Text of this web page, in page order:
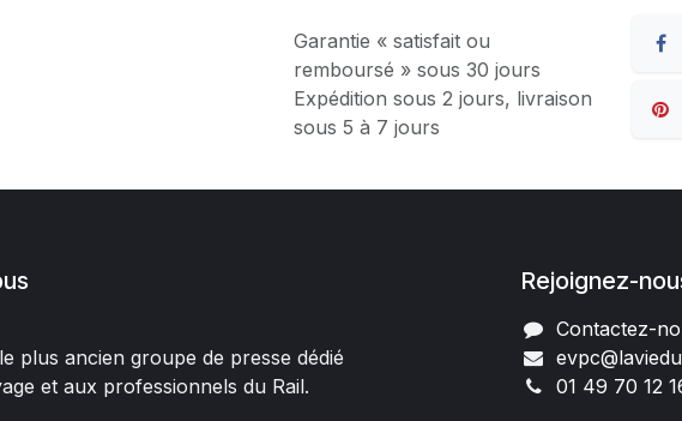
Garantie « satisfait ou
remboursé » sous 30 jours
Expédition sous 2 jours, livraison
sous 5 à 7 jours
plus ancien groupe de presse dédié
et aux professionnels du Rail.
Rejoignez-
Contactez-
01 49 70 12